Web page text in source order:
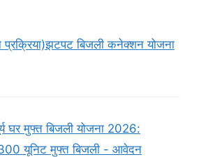
बिजली कनेक्शन योजना
घर मुफ्त बिजली योजना 2026:
यूनिट मुफ्त बिजली - आवेदन